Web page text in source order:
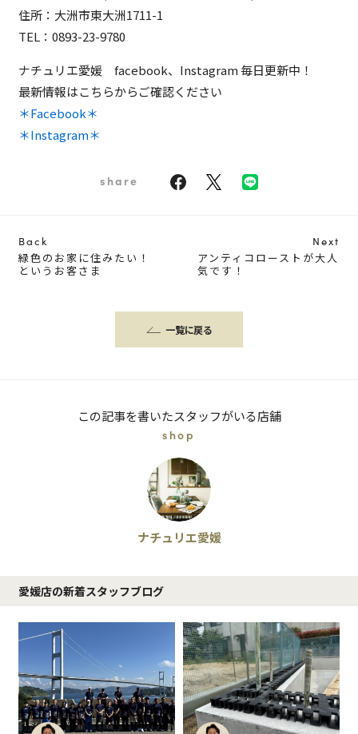
住所：大洲市東大洲1711-1
TEL： 0893-23-9780
ナチュリエ愛媛 facebook、Instagram 毎日更新中！
最新情報はこちらからご確認ください
＊Facebook＊
＊Instagram＊
share
Back
緑色のお家に住みたい！
というお客さま
一覧に戻る
Next
アンティコローストが大人
気です！
この記事を書いたスタッフがいる店舗
shop
ナチュリエ愛媛
愛媛店の新着スタッフブログ